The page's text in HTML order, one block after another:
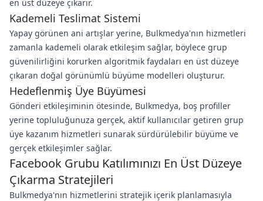
en üst düzeye çıkarır.
Kademeli Teslimat Sistemi
Yapay görünen ani artışlar yerine, Bulkmedya'nın hizmetleri
zamanla kademeli olarak etkileşim sağlar, böylece grup
güvenilirliğini korurken algoritmik faydaları en üst düzeye
çıkaran doğal görünümlü büyüme modelleri oluşturur.
Hedeflenmiş Üye Büyümesi
Gönderi etkileşiminin ötesinde, Bulkmedya, boş profiller
yerine topluluğunuza gerçek, aktif kullanıcılar getiren grup
üye kazanım hizmetleri sunarak sürdürülebilir büyüme ve
gerçek etkileşimler sağlar.
Facebook Grubu Katılımınızı En Üst Düzeye
Çıkarma Stratejileri
Bulkmedya'nın hizmetlerini stratejik içerik planlamasıyla